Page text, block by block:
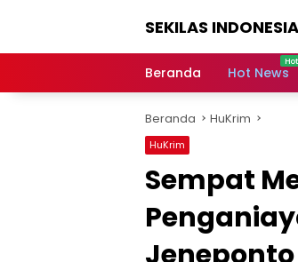
SEKILAS INDONESIA
Terkini,
Latest
World,
Headlines,
News
Beranda Hot News
Beranda HuKrim
HuKrim
Sempat